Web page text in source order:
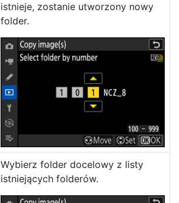
istnieje, zostanie utworzony nowy
folder.
Wybierz folder docelowy z listy
istniejących folderów.